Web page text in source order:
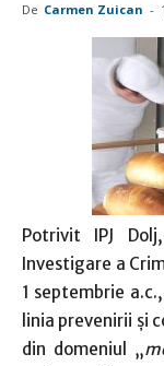
De Carmen Zuican -
Potrivit IPJ
Investigare a
1 septembrie
linia prevenirii şi
din domeniul „